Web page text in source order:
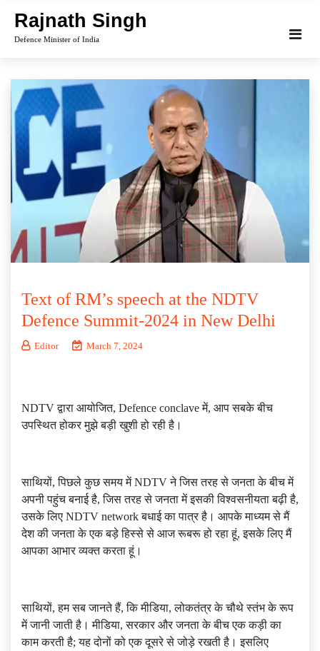
content
Rajnath Singh
Defence Minister of India
Text of RM’s speech at the NDTV
Defence Summit-2024 in New Delhi
Editor March 7, 2024
NDTV द्वारा आयोजित, Defence conclave में, आप सबके बीच
उपस्थित होकर मुझे बड़ी खुशी हो रही है।
साथियों, पिछले कुछ समय में NDTV ने जिस तरह से जनता के बीच में
अपनी पहुंच बनाई है, जिस तरह से जनता में इसकी विश्वसनीयता बढ़ी है,
उसके लिए NDTV network बधाई का पात्र है। आपके माध्यम से मैं
देश की जनता के एक बड़े हिस्से से आज रूबरू हो रहा हूं, इसके लिए मैं
आपका आभार व्यक्त करता हूं।
साथियों, हम सब जानते हैं, कि मीडिया, लोकतंत्र के चौथे स्तंभ के रूप
में जानी जाती है। मीडिया, सरकार और जनता के बीच एक कड़ी का
काम करती है; यह दोनों को एक दूसरे से जोड़े रखती है। इसलिए